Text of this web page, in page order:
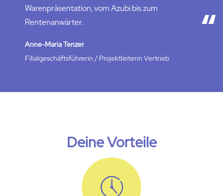
Warenpräsentation, vom Azubi bis zum
Rentenanwärter.
Anne-Maria Tenzer
Filialgeschäftsführerin / Projektleiterin Vertrieb
Deine Vorteile